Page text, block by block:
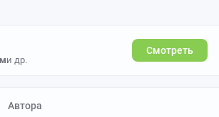
и др.
Смотреть
Автора